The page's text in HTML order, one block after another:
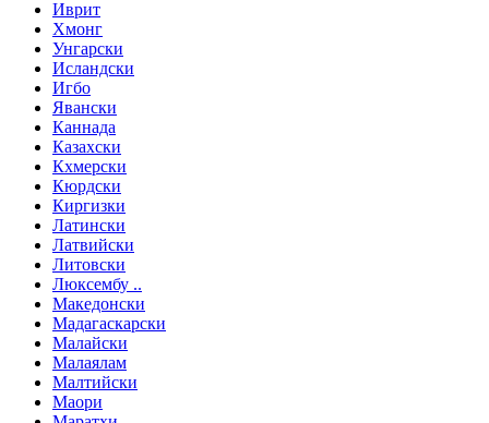
Иврит
Хмонг
Унгарски
Исландски
Игбо
Явански
Каннада
Казахски
Кхмерски
Кюрдски
Киргизки
Латински
Латвийски
Литовски
Люксембу ..
Македонски
Мадагаскарски
Малайски
Малаялам
Малтийски
Маори